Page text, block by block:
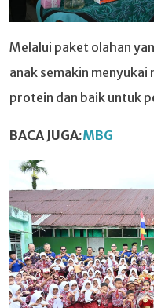
Melalui paket olahan
anak semakin menyukai
protein dan baik untuk
BACA JUGA:MBG